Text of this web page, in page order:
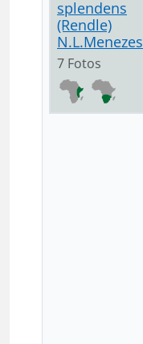
splendens
(Rendle)
N.L.Menezes
7 Fotos